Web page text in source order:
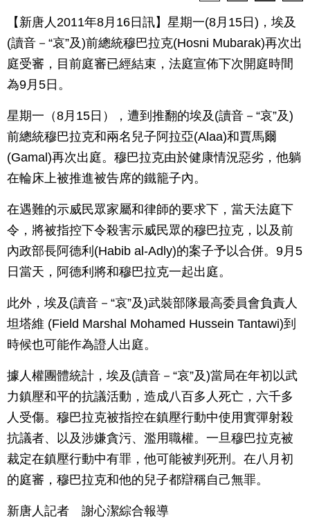
【新唐人2011年8月16日訊】星期一(8月15日)，埃及
(讀音－“哀”及)前總統穆巴拉克(Hosni Mubarak)再次出
庭受審，目前庭審已經結束，法庭宣佈下次開庭時間
為9月5日。
星期一（8月15日），遭到推翻的埃及(讀音－“哀”及)
前總統穆巴拉克和兩名兒子阿拉亞(Alaa)和賈馬爾
(Gamal)再次出庭。穆巴拉克由於健康情況惡劣，他躺
在輪床上被推進被告席的鐵籠子內。
在遇難的示威民眾家屬和律師的要求下，當天法庭下
令，將被指控下令殺害示威民眾的穆巴拉克，以及前
內政部長阿德利(Habib al-Adly)的案子予以合併。9月5
日當天，阿德利將和穆巴拉克一起出庭。
此外，埃及(讀音－“哀”及)武裝部隊最高委員會負責人
坦塔維 (Field Marshal Mohamed Hussein Tantawi)到
時候也可能作為證人出庭。
據人權團體統計，埃及(讀音－“哀”及)當局在年初以武
力鎮壓和平的抗議活動，造成八百多人死亡，六千多
人受傷。穆巴拉克被指控在鎮壓行動中使用實彈射殺
抗議者、以及涉嫌貪污、濫用職權。一旦穆巴拉克被
裁定在鎮壓行動中有罪，他可能被判死刑。在八月初
的庭審，穆巴拉克和他的兒子都辯稱自己無罪。
新唐人記者 謝心潔綜合報導